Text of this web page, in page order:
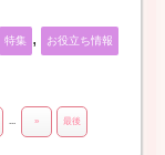
特集 , お役立ち情報
... » 最後